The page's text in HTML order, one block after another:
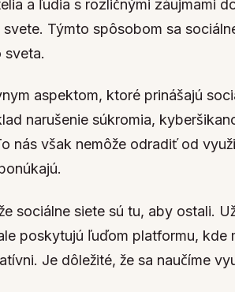
a ľudia s rozličnými záujmami
Týmto spôsobom sa
sveta.
aspektom, ktoré prinášajú
narušenie súkromia,
nás však nemôže odradiť od
sociálne siete sú tu, aby ostali.
poskytujú ľuďom platformu, kde
Je dôležité, že sa naučíme